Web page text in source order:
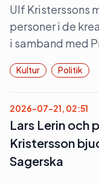
Ulf Kristerssons
personer i de
i samband med
Kultur Politik
2026-07-21, 02:51
Lars Lerin och
Kristersson
Sagerska